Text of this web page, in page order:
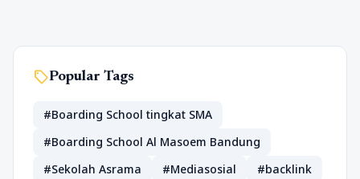
sellPopular Tags
#Boarding School tingkat SMA
#Boarding School Al Masoem Bandung
#Sekolah Asrama
#Mediasosial
#backlink